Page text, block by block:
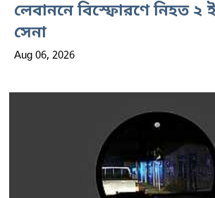
লেবাননে বিস্ফোরণে নিহত ২
সেনা
Aug 06, 2026